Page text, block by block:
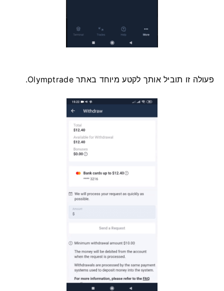
פעולה זו תוביל אותך לקטע מיוחד באתר Olymptrade.